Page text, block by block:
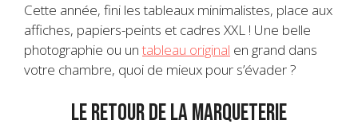
Cette année, fini les tableaux minimalistes, place aux
affiches, papiers-peints et cadres XXL ! Une belle
photographie ou untableau original en grand dans
votre chambre, quoi de mieux pour s’évader ?
Le retour de la marqueterie